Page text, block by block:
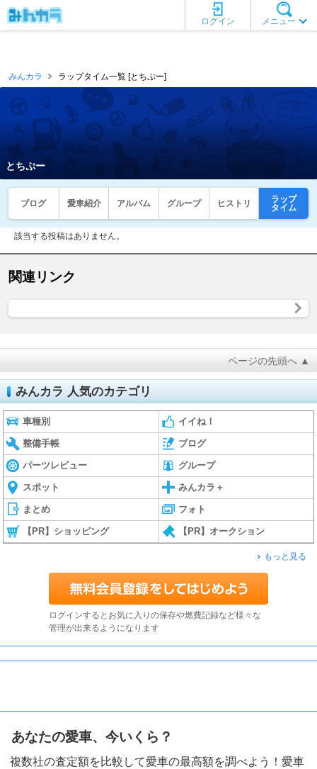
メニュー
ログイン
みんカラ ラップタイム一覧 [とちぷー]
とちぷー
ブログ 愛車紹介 アルバム グループ ヒストリ
ラップ
タイム
該当する投稿はありません。
関連リンク
ページの先頭へ ▲
みんカラ 人気のカテゴリ
車種別 イイね！
整備手帳 ブログ
パーツレビュー グループ
スポット みんカラ＋
まとめ フォト
【PR】ショッピング 【PR】オークション
もっと見る
ログインするとお気に入りの保存や燃費記録など様々な
管理が出来るようになります
あなたの愛車、今いくら？
複数社の査定額を比較して愛車の最高額を調べよう！愛車